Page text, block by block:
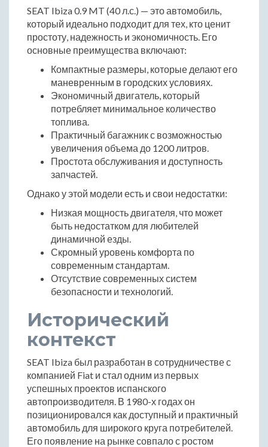
SEAT Ibiza 0.9 MT (40 л.с.) — это автомобиль,
который идеально подходит для тех, кто ценит
простоту, надежность и экономичность. Его
основные преимущества включают:
Компактные размеры, которые делают его
маневренным в городских условиях.
Экономичный двигатель, который
потребляет минимальное количество
топлива.
Практичный багажник с возможностью
увеличения объема до 1200 литров.
Простота обслуживания и доступность
запчастей.
Однако у этой модели есть и свои недостатки:
Низкая мощность двигателя, что может
быть недостатком для любителей
динамичной езды.
Скромный уровень комфорта по
современным стандартам.
Отсутствие современных систем
безопасности и технологий.
Исторический
контекст
SEAT Ibiza был разработан в сотрудничестве с
компанией Fiat и стал одним из первых
успешных проектов испанского
автопроизводителя. В 1980-х годах он
позиционировался как доступный и практичный
автомобиль для широкого круга потребителей.
Его появление на рынке совпало с ростом